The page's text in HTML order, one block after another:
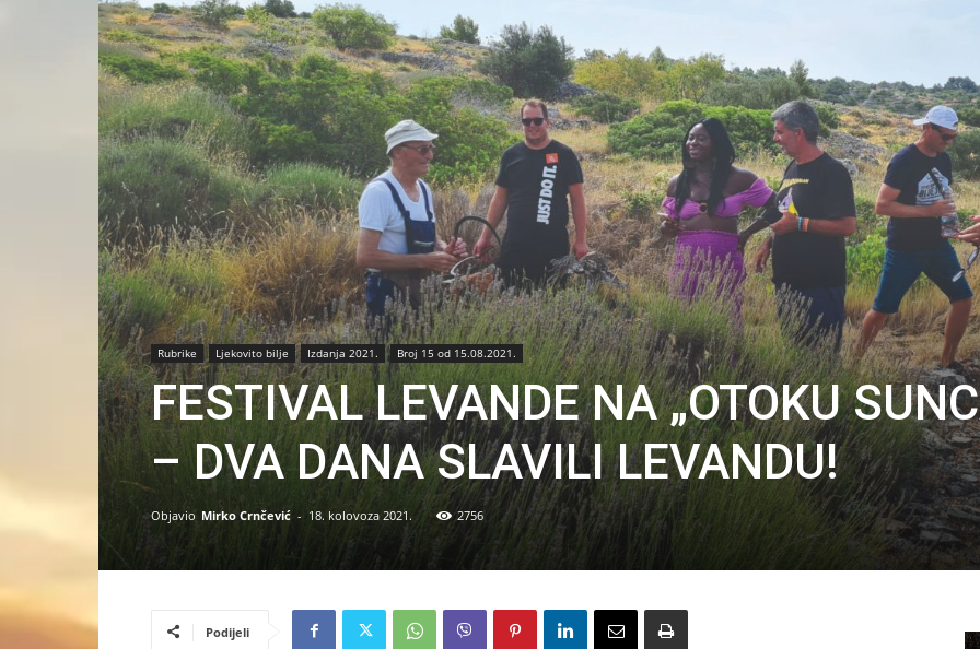
Rubrike Ljekovito bilje Izdanja 2021. Broj 15 od 15.08.2021.
FESTIVAL LEVANDE NA „OTOKU
– DVA DANA SLAVILI LEVANDU!
Objavio Mirko Crnčević - 18. kolovoza 2021. 2756
Podijeli